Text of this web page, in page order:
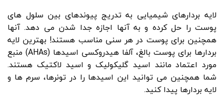
لایه بردارهای شیمیایی به تدریج پیوندهای بین سلول های
پوست را حل کرده و به آنها اجازه جدا شدن می دهد. آنها
همچنین برای پوست در هر سنی مناسب هستند! بهترین لایه
بردارها برای پوست بالغ، آلفا هیدروکسی اسیدها (AHAs) منبع
مورد اعتماد مانند اسید گلیکولیک و اسید لاکتیک هستند.
شما همچنین می توانید این اسیدها را در تونرها، سرم ها و
لایه بردارها پیدا کنید.